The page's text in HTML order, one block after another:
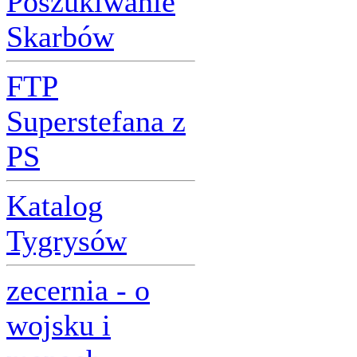
Skarbów
FTP
Superstefana z
PS
Katalog
Tygrysów
zecernia - o
wojsku i